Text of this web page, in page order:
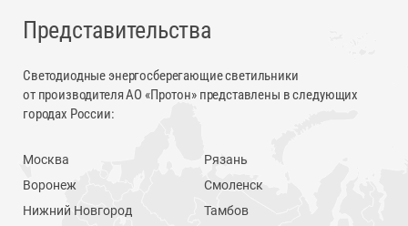
Представительства
Светодиодные энергосберегающие светильники
от производителя АО «Протон» представлены в следующих
городах России:
Москва
Воронеж
Нижний Новгород
Рязань
Смоленск
Тамбов